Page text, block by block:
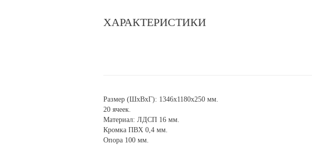
ХАРАКТЕРИСТИКИ
Размер (ШхВхГ): 1346х1180х250 мм.
20 ячеек.
Материал: ЛДСП 16 мм.
Кромка ПВХ 0,4 мм.
Опора 100 мм.